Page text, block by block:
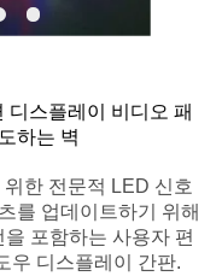
디스플레이 비디오 패
하는 벽
한 전문적 LED 신호
를 업데이트하기 위해
포함하는 사용자 편
우 디스플레이 간판.